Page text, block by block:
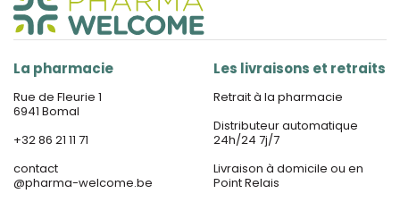
La pharmacie
Rue de Fleurie 1
6941 Bomal
+32 86 21 11 71
contact
@pharma-welcome.be
Les livraisons et retraits
Retrait à la pharmacie
Distributeur automatique
24h/24 7j/7
Livraison à domicile ou en
Point Relais